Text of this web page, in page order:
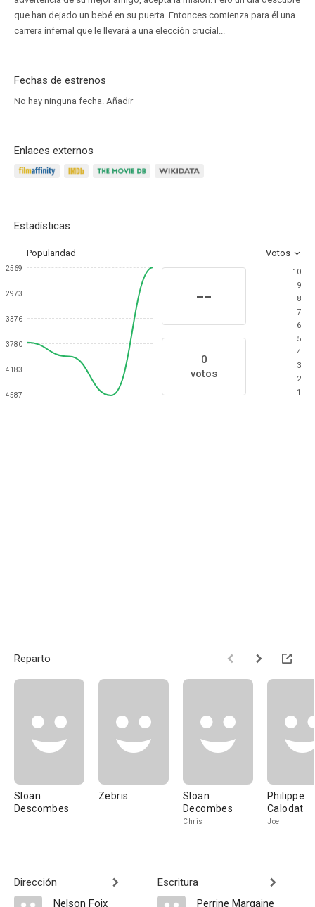
que han dejado un bebé en su puerta. Entonces comienza para él una
carrera infernal que le llevará a una elección crucial...
Fechas de estrenos
No hay ninguna fecha. Añadir
Enlaces externos
Estadísticas
Popularidad Votos
2569
2973
3376
3780
4183
4587
--
0
votos
10
9
8
7
6
5
4
3
2
1
Reparto
Sloan
Descombes
Zebris
Sloan
Decombes
Chris
Philippe
Calodat
Joe
Dirección
Nelson Foix
Escritura
Perrine Margaine